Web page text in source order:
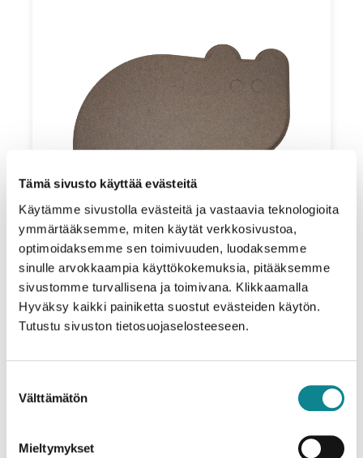
Tämä sivusto käyttää evästeitä
Käytämme sivustolla evästeitä ja vastaavia teknologioita
ymmärtääksemme, miten käytät verkkosivustoa,
optimoidaksemme sen toimivuuden, luodaksemme
sinulle arvokkaampia käyttökokemuksia, pitääksemme
sivustomme turvallisena ja toimivana. Klikkaamalla
Hyväksy kaikki painiketta suostut evästeiden käytön.
Tutustu sivuston tietosuojaselosteeseen.
valinta
Välttämätön
Mieltymykset